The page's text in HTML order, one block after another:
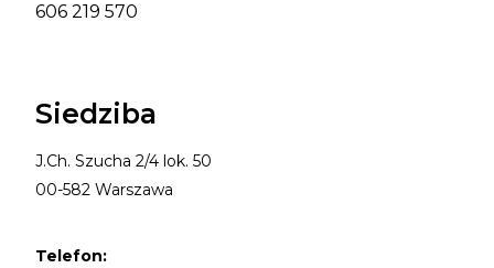
606 219 570
Siedziba
J.Ch. Szucha 2/4 lok. 50
00-582 Warszawa
Telefon: